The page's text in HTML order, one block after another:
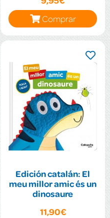
Comprar
Edición catalán: El
meu millor amic és un
dinosaure
11,90€